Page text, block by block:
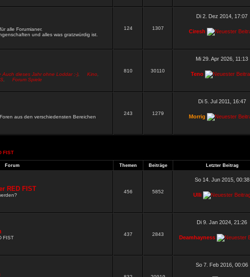
alle Forumianer.
und alles was gratzwürdig ist.
124 1307
Di 2. Dez 2014, 17:07
Ciresh
Auch dieses Jahr ohne Loddar ;-)
Kino
Forum Spiele
810 30110
Mi 29. Apr 2026, 11:13
Teno
aus den verschiedensten Bereichen
243 1279
Di 5. Jul 2011, 16:47
Morrig
FIST
Forum Themen Beiträge Letzter Beitrag
RED FIST 456 5852
So 14. Jun 2015, 00:38
Ulli
FIST
437 2843
Di 9. Jan 2024, 21:26
Deamhayness
So 7. Feb 2016, 00:06